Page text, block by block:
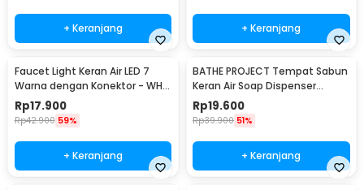
+ Keranjang + Keranjang
Faucet Light Keran Air LED 7
Warna dengan Konektor - WH-
F03
Rp17.900
Rp42.900 59%
+ Keranjang
BATHE PROJECT Tempat Sabun
Keran Air Soap Dispenser
300ml - JJ-3122
Rp19.600
Rp39.900 51%
+ Keranjang